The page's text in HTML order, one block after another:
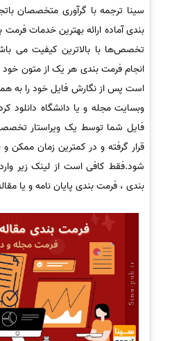
سینا ترجمه با گرآوری متخصصان
بندی آماده ارائه بهترین خدمات
تخصص‌ها با بالاترین کیفیت می
انجام فرمت بندی هر یک از متون خود
است پس از نگارش فایل خود را به
وبسایت مجله و یا دانشگاه دانلود
فایل شما توسط یک ویراستار
قرار گرفته و در کمترین زمان ممکن و
شود.فقط کافی است از لینک زیر
بندی ، فرمت بندی پایان نامه و یا